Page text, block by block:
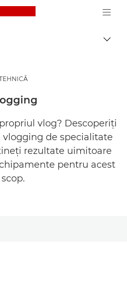
Canon Logo, back to
Inspiră-te | Sfaturi pentru fotografie şi imprimare şi ghiduri de achiziţie
Sfaturi şi tehnici de fotografie şi imprimare
vlog? Descoperiţi
de specialitate
rezultate uimitoare
pentru acest
scop.